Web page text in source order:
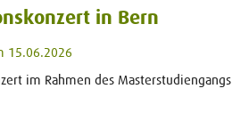
in Bern
15.06.2026
im Rahmen des Masterstudiengangs